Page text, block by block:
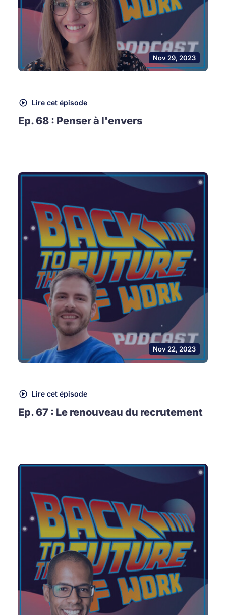
Nov 29, 2023
Lire cet épisode
Ep. 68 : Penser à l'envers
Nov 22, 2023
Lire cet épisode
Ep. 67 : Le renouveau du recrutement